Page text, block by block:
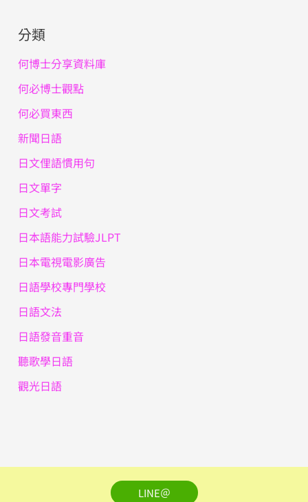
分類
何博士分享資料庫
何必博士觀點
何必買東西
新聞日語
日文俚語慣用句
日文單字
日文考試
日本語能力試驗JLPT
日本電視電影廣告
日語學校專門學校
日語文法
日語發音重音
聽歌學日語
觀光日語
LINE＠